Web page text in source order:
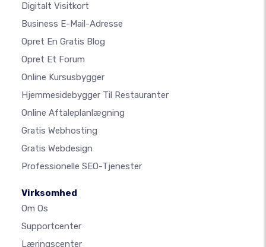
Digitalt Visitkort
Business E-Mail-Adresse
Opret En Gratis Blog
Opret Et Forum
Online Kursusbygger
Hjemmesidebygger Til Restauranter
Online Aftaleplanlægning
Gratis Webhosting
Gratis Webdesign
Professionelle SEO-Tjenester
Virksomhed
Om Os
Supportcenter
Læringscenter